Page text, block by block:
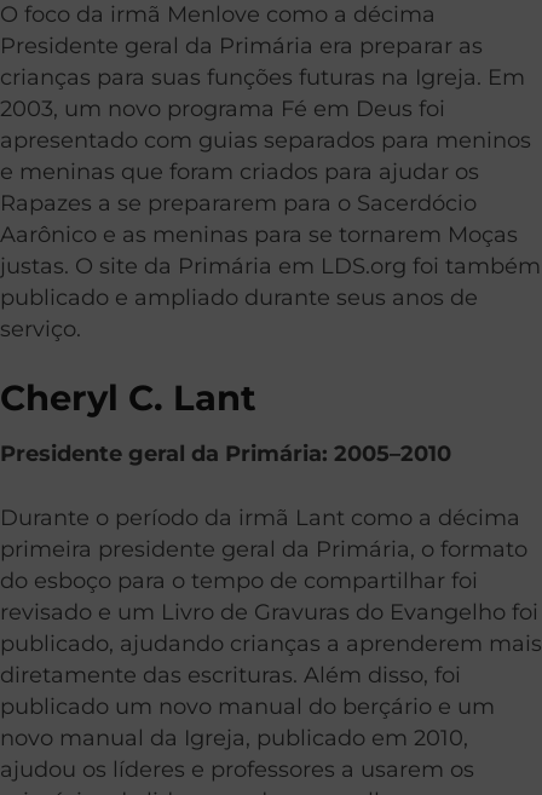
O foco da irmã Menlove como a décima
Presidente geral da Primária era preparar as
crianças para suas funções futuras na Igreja. Em
2003, um novo programa Fé em Deus foi
apresentado com guias separados para meninos
e meninas que foram criados para ajudar os
Rapazes a se prepararem para o Sacerdócio
Aarônico e as meninas para se tornarem Moças
justas. O site da Primária em LDS.org foi também
publicado e ampliado durante seus anos de
serviço.
Cheryl C. Lant
Presidente geral da Primária: 2005–2010
Durante o período da irmã Lant como a décima
primeira presidente geral da Primária, o formato
do esboço para o tempo de compartilhar foi
revisado e um Livro de Gravuras do Evangelho foi
publicado, ajudando crianças a aprenderem mais
diretamente das escrituras. Além disso, foi
publicado um novo manual do berçário e um
novo manual da Igreja, publicado em 2010,
ajudou os líderes e professores a usarem os